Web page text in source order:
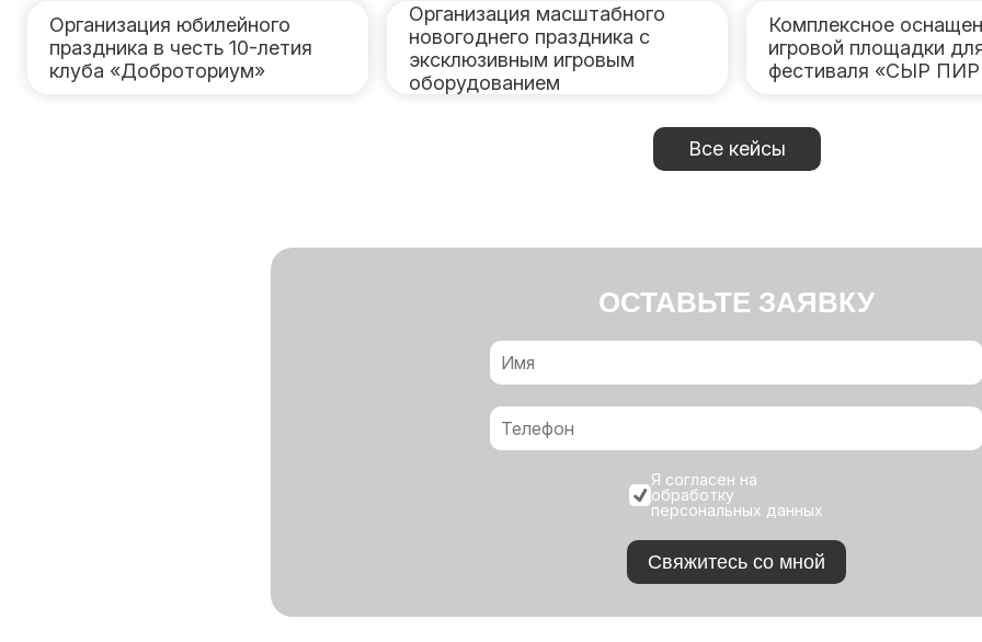
Организация юбилейного
праздника в честь 10-летия
клуба «Доброториум»
Организация масштабного
новогоднего праздника с
эксклюзивным игровым
оборудованием
Комплексное
игровой площадки
фестиваля «СЫР
Все кейсы
ОСТАВЬТЕ ЗАЯВКУ
Я согласен на
обработку
персональных данных
Свяжитесь со мной